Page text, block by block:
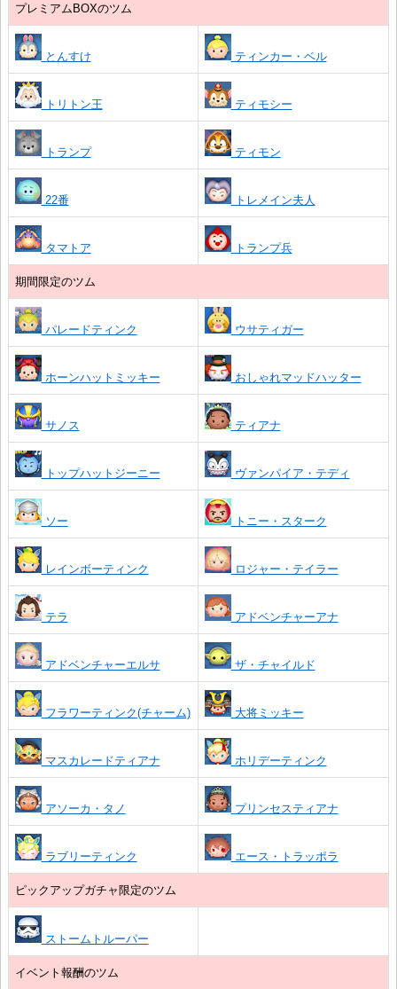
プレミアムBOXのツム
とんすけ ティンカー・ベル
トリトン王 ティモシー
トランプ ティモン
22番 トレメイン夫人
タマトア トランプ兵
期間限定のツム
パレードティンク ウサティガー
ホーンハットミッキー おしゃれマッドハッター
サノス ティアナ
トップハットジーニー ヴァンパイア・テディ
ソー トニー・スターク
レインボーティンク ロジャー・テイラー
テラ アドベンチャーアナ
アドベンチャーエルサ ザ・チャイルド
フラワーティンク(チャーム) 大将ミッキー
マスカレードティアナ ホリデーティンク
アソーカ・タノ プリンセスティアナ
ラブリーティンク エース・トラッポラ
ピックアップガチャ限定のツム
ストームトルーパー
イベント報酬のツム